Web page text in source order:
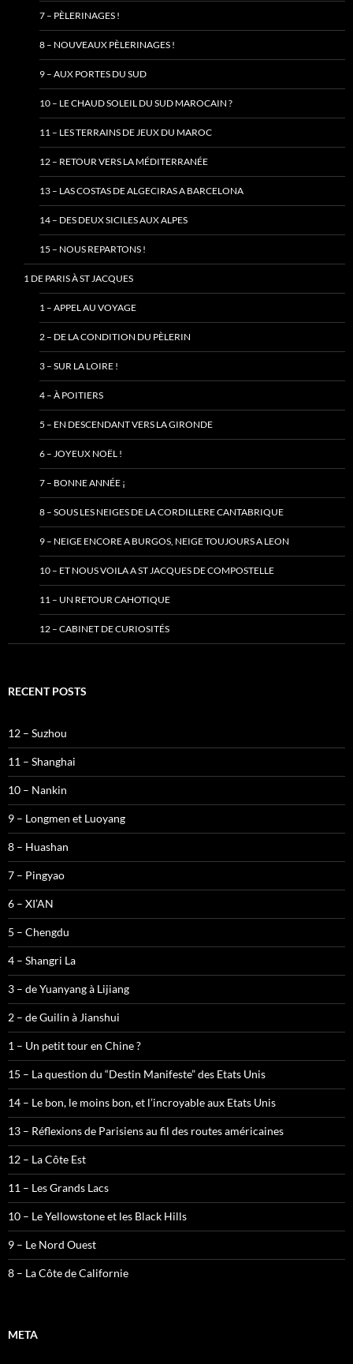
7 – PÈLERINAGES !
8 – NOUVEAUX PÈLERINAGES !
9 – AUX PORTES DU SUD
10 – LE CHAUD SOLEIL DU SUD MAROCAIN ?
11 – LES TERRAINS DE JEUX DU MAROC
12 – RETOUR VERS LA MÉDITERRANÉE
13 – LAS COSTAS DE ALGECIRAS A BARCELONA
14 – DES DEUX SICILES AUX ALPES
15 – NOUS REPARTONS !
1 DE PARIS À ST JACQUES
1 – APPEL AU VOYAGE
2 – DE LA CONDITION DU PÈLERIN
3 – SUR LA LOIRE !
4 – À POITIERS
5 – EN DESCENDANT VERS LA GIRONDE
6 – JOYEUX NOËL !
7 – BONNE ANNÉE ¡
8 – SOUS LES NEIGES DE LA CORDILLERE CANTABRIQUE
9 – NEIGE ENCORE A BURGOS, NEIGE TOUJOURS A LEON
10 – ET NOUS VOILA A ST JACQUES DE COMPOSTELLE
11 – UN RETOUR CAHOTIQUE
12 – CABINET DE CURIOSITÉS
RECENT POSTS
12 – Suzhou
11 – Shanghai
10 – Nankin
9 – Longmen et Luoyang
8 – Huashan
7 – Pingyao
6 – XI’AN
5 – Chengdu
4 – Shangri La
3 – de Yuanyang à Lijiang
2 – de Guilin à Jianshui
1 – Un petit tour en Chine ?
15 – La question du “Destin Manifeste” des Etats Unis
14 – Le bon, le moins bon, et l’incroyable aux Etats Unis
13 – Réflexions de Parisiens au fil des routes américaines
12 – La Côte Est
11 – Les Grands Lacs
10 – Le Yellowstone et les Black Hills
9 – Le Nord Ouest
8 – La Côte de Californie
META